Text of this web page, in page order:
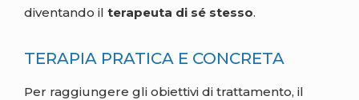
diventando il terapeuta di sé stesso.
TERAPIA PRATICA E CONCRETA
Per raggiungere gli obiettivi di trattamento, il